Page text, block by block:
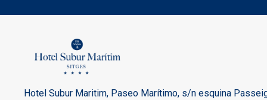
Hotel Subur Maritim, Paseo Marítimo, s/n esquina